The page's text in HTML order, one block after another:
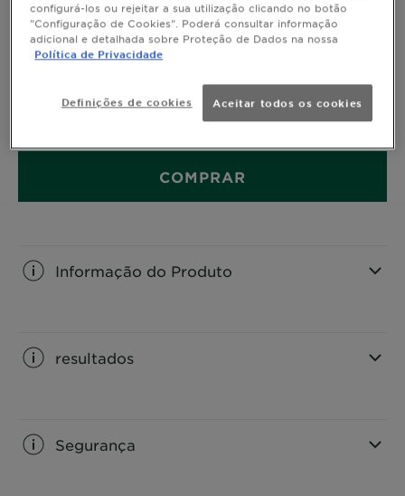
Gel Wet Shine
COMPRAR
Informação do Produto
resultados
Segurança
configurá-los ou rejeitar a sua utilização clicando no botão
"Configuração de Cookies". Poderá consultar informação
adicional e detalhada sobre Proteção de Dados na nossa
Política de Privacidade
Definições de cookies Aceitar todos os cookies